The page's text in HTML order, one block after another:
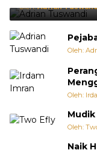
Oleh:Adrian
Oleh:
Oleh:
Oleh:
Naik